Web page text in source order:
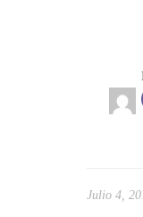
Julio 4,